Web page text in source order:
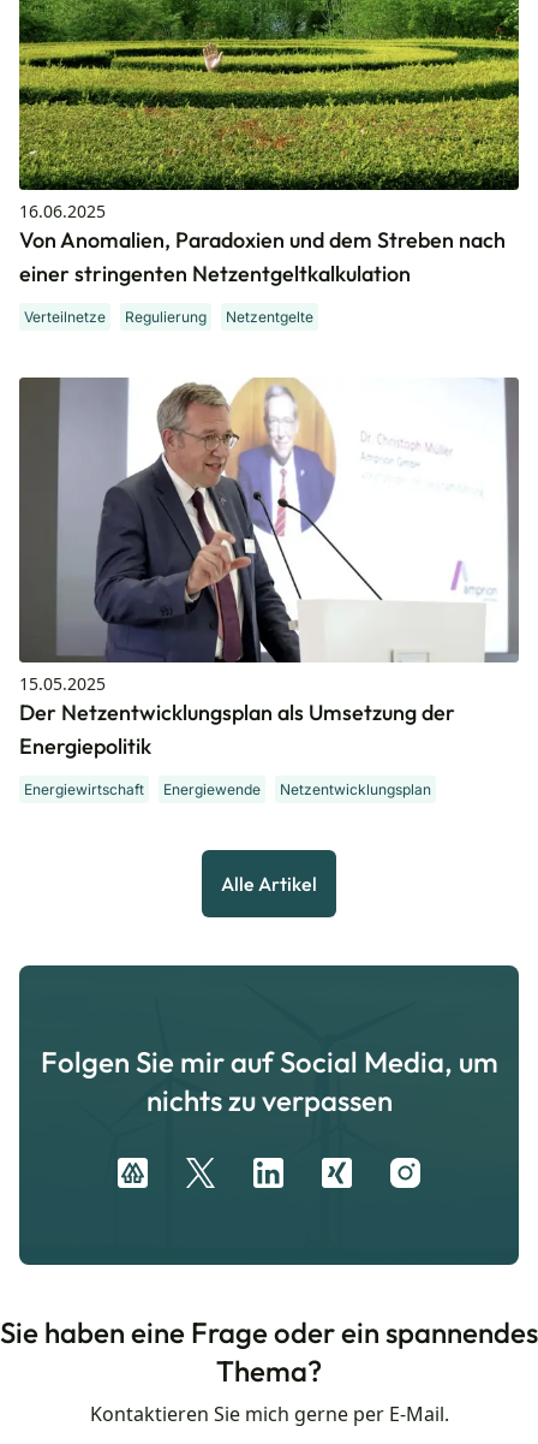
16.06.2025
Von Anomalien, Paradoxien und dem Streben nach
einer stringenten Netzentgeltkalkulation
Verteilnetze Regulierung Netzentgelte
15.05.2025
Der Netzentwicklungsplan als Umsetzung der
Energiepolitik
Energiewirtschaft Energiewende Netzentwicklungsplan
Alle Artikel
Folgen Sie mir auf Social Media, um
nichts zu verpassen
Sie haben eine Frage oder ein spannendes
Thema?
Kontaktieren Sie mich gerne per E-Mail.